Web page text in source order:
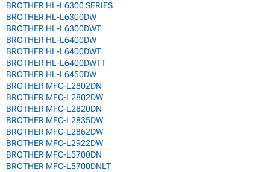
BROTHER HL-L6300 SERIES
BROTHER HL-L6300DW
BROTHER HL-L6300DWT
BROTHER HL-L6400DW
BROTHER HL-L6400DWT
BROTHER HL-L6400DWTT
BROTHER HL-L6450DW
BROTHER MFC-L2802DN
BROTHER MFC-L2802DW
BROTHER MFC-L2820DN
BROTHER MFC-L2835DW
BROTHER MFC-L2862DW
BROTHER MFC-L2922DW
BROTHER MFC-L5700DN
BROTHER MFC-L5700DNLT